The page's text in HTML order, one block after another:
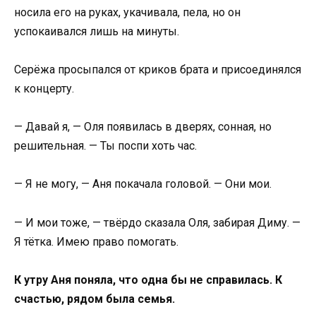
носила его на руках, укачивала, пела, но он
успокаивался лишь на минуты.
Серёжа просыпался от криков брата и присоединялся
к концерту.
— Давай я, — Оля появилась в дверях, сонная, но
решительная. — Ты поспи хоть час.
— Я не могу, — Аня покачала головой. — Они мои.
— И мои тоже, — твёрдо сказала Оля, забирая Диму. —
Я тётка. Имею право помогать.
К утру Аня поняла, что одна бы не справилась. К
счастью, рядом была семья.